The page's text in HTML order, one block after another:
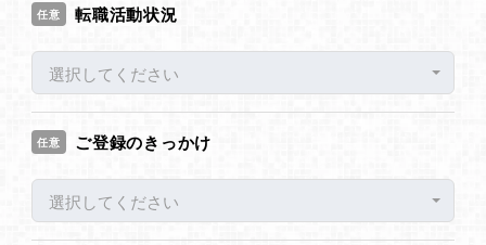
任意 転職活動状況
選択してください
任意 ご登録のきっかけ
選択してください